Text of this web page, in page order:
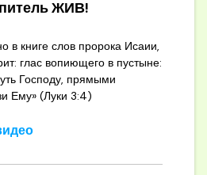
ЖИВ!
в книге слов пророка Исаии,
глас вопиющего в пустыне:
Господу, прямыми
Ему» (Луки 3:4)